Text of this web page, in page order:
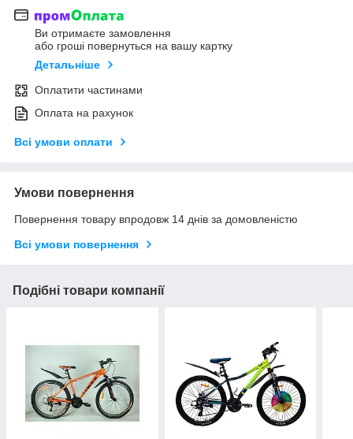
Ви отримаєте замовлення
або гроші повернуться на вашу картку
Детальніше
Оплатити частинами
Оплата на рахунок
Всі умови оплати
Умови повернення
Повернення товару впродовж 14 днів за домовленістю
Всі умови повернення
Подібні товари компанії